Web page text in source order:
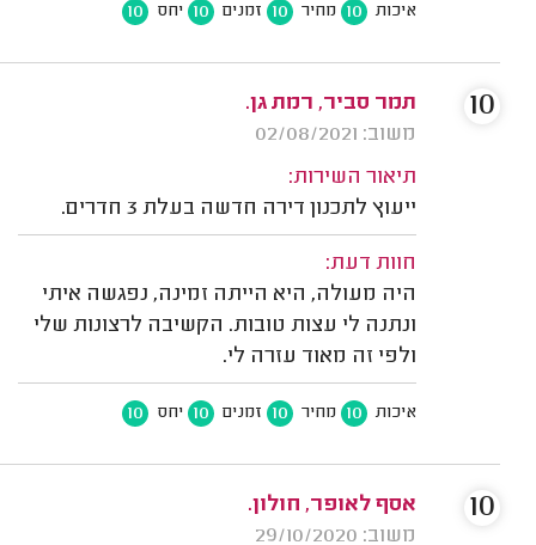
איכות 10 מחיר 10 זמנים 10 יחס 10
תמר סביר, רמת גן.
משוב: 02/08/2021
תיאור השירות:
ייעוץ לתכנון דירה חדשה בעלת 3 חדרים.
חוות דעת:
היה מעולה, היא הייתה זמינה, נפגשה איתי
ונתנה לי עצות טובות. הקשיבה לרצונות שלי
ולפי זה מאוד עזרה לי.
איכות 10 מחיר 10 זמנים 10 יחס 10
10
אסף לאופר, חולון.
משוב: 29/10/2020
10